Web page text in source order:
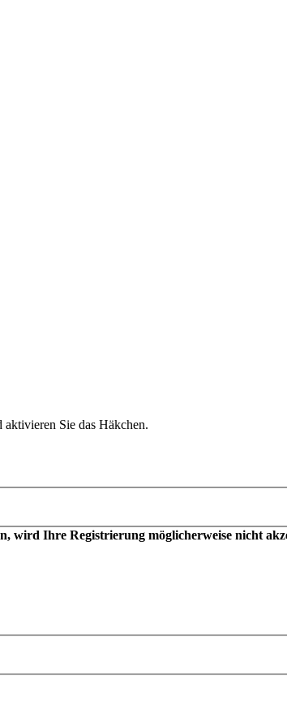
Sie das Häkchen.
wird Ihre Registrierung möglicherweise nicht